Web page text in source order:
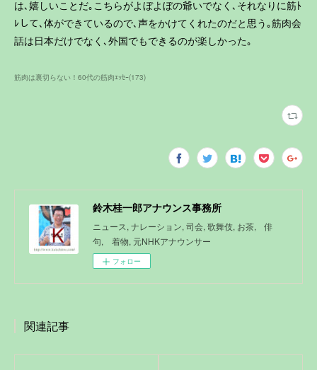
は､嬉しいことだ｡こちらがよぼよぼの爺いでなく､それなりに筋ﾄ
ﾚして､体ができているので､声をかけてくれたのだと思う｡筋肉会
話は日本だけでなく､外国でもできるのが楽しかった｡
筋肉は裏切らない！60代の筋肉ｴｯｾｰ(173)
鈴木桂一郎アナウンス事務所
ニュース, ナレーション, 司会, 歌舞伎, お茶, 俳
句, 着物, 元NHKアナウンサー
フォロー
関連記事